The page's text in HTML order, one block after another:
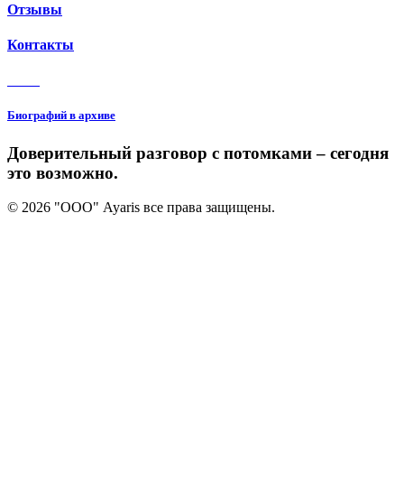
Отзывы
Контакты
Биографий в архиве
Доверительный разговор с потомками – сегодня
это возможно.
© 2026 "ООО" Ayaris все права защищены.